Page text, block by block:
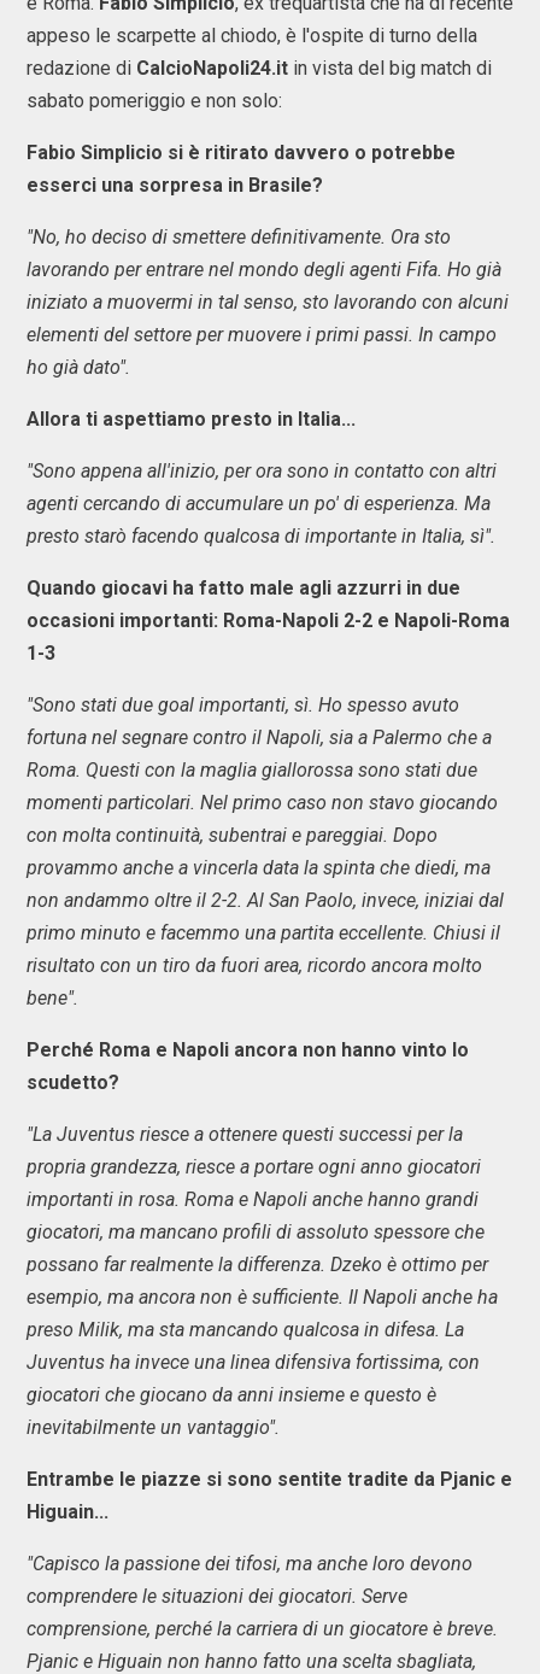
appeso le scarpette al chiodo, è l'ospite di turno della
redazione di CalcioNapoli24.it in vista del big match di
sabato pomeriggio e non solo:
Fabio Simplicio si è ritirato davvero o potrebbe
esserci una sorpresa in Brasile?
"No, ho deciso di smettere definitivamente. Ora sto
lavorando per entrare nel mondo degli agenti Fifa. Ho già
iniziato a muovermi in tal senso, sto lavorando con alcuni
elementi del settore per muovere i primi passi. In campo
ho già dato".
Allora ti aspettiamo presto in Italia...
"Sono appena all'inizio, per ora sono in contatto con altri
agenti cercando di accumulare un po' di esperienza. Ma
presto starò facendo qualcosa di importante in Italia, sì".
Quando giocavi ha fatto male agli azzurri in due
occasioni importanti: Roma-Napoli 2-2 e Napoli-Roma
1-3
"Sono stati due goal importanti, sì. Ho spesso avuto
fortuna nel segnare contro il Napoli, sia a Palermo che a
Roma. Questi con la maglia giallorossa sono stati due
momenti particolari. Nel primo caso non stavo giocando
con molta continuità, subentrai e pareggiai. Dopo
provammo anche a vincerla data la spinta che diedi, ma
non andammo oltre il 2-2. Al San Paolo, invece, iniziai dal
primo minuto e facemmo una partita eccellente. Chiusi il
risultato con un tiro da fuori area, ricordo ancora molto
bene".
Perché Roma e Napoli ancora non hanno vinto lo
scudetto?
"La Juventus riesce a ottenere questi successi per la
propria grandezza, riesce a portare ogni anno giocatori
importanti in rosa. Roma e Napoli anche hanno grandi
giocatori, ma mancano profili di assoluto spessore che
possano far realmente la differenza. Dzeko è ottimo per
esempio, ma ancora non è sufficiente. Il Napoli anche ha
preso Milik, ma sta mancando qualcosa in difesa. La
Juventus ha invece una linea difensiva fortissima, con
giocatori che giocano da anni insieme e questo è
inevitabilmente un vantaggio".
Entrambe le piazze si sono sentite tradite da Pjanic e
Higuain...
"Capisco la passione dei tifosi, ma anche loro devono
comprendere le situazioni dei giocatori. Serve
comprensione, perché la carriera di un giocatore è breve.
Pjanic e Higuain non hanno fatto una scelta sbagliata,